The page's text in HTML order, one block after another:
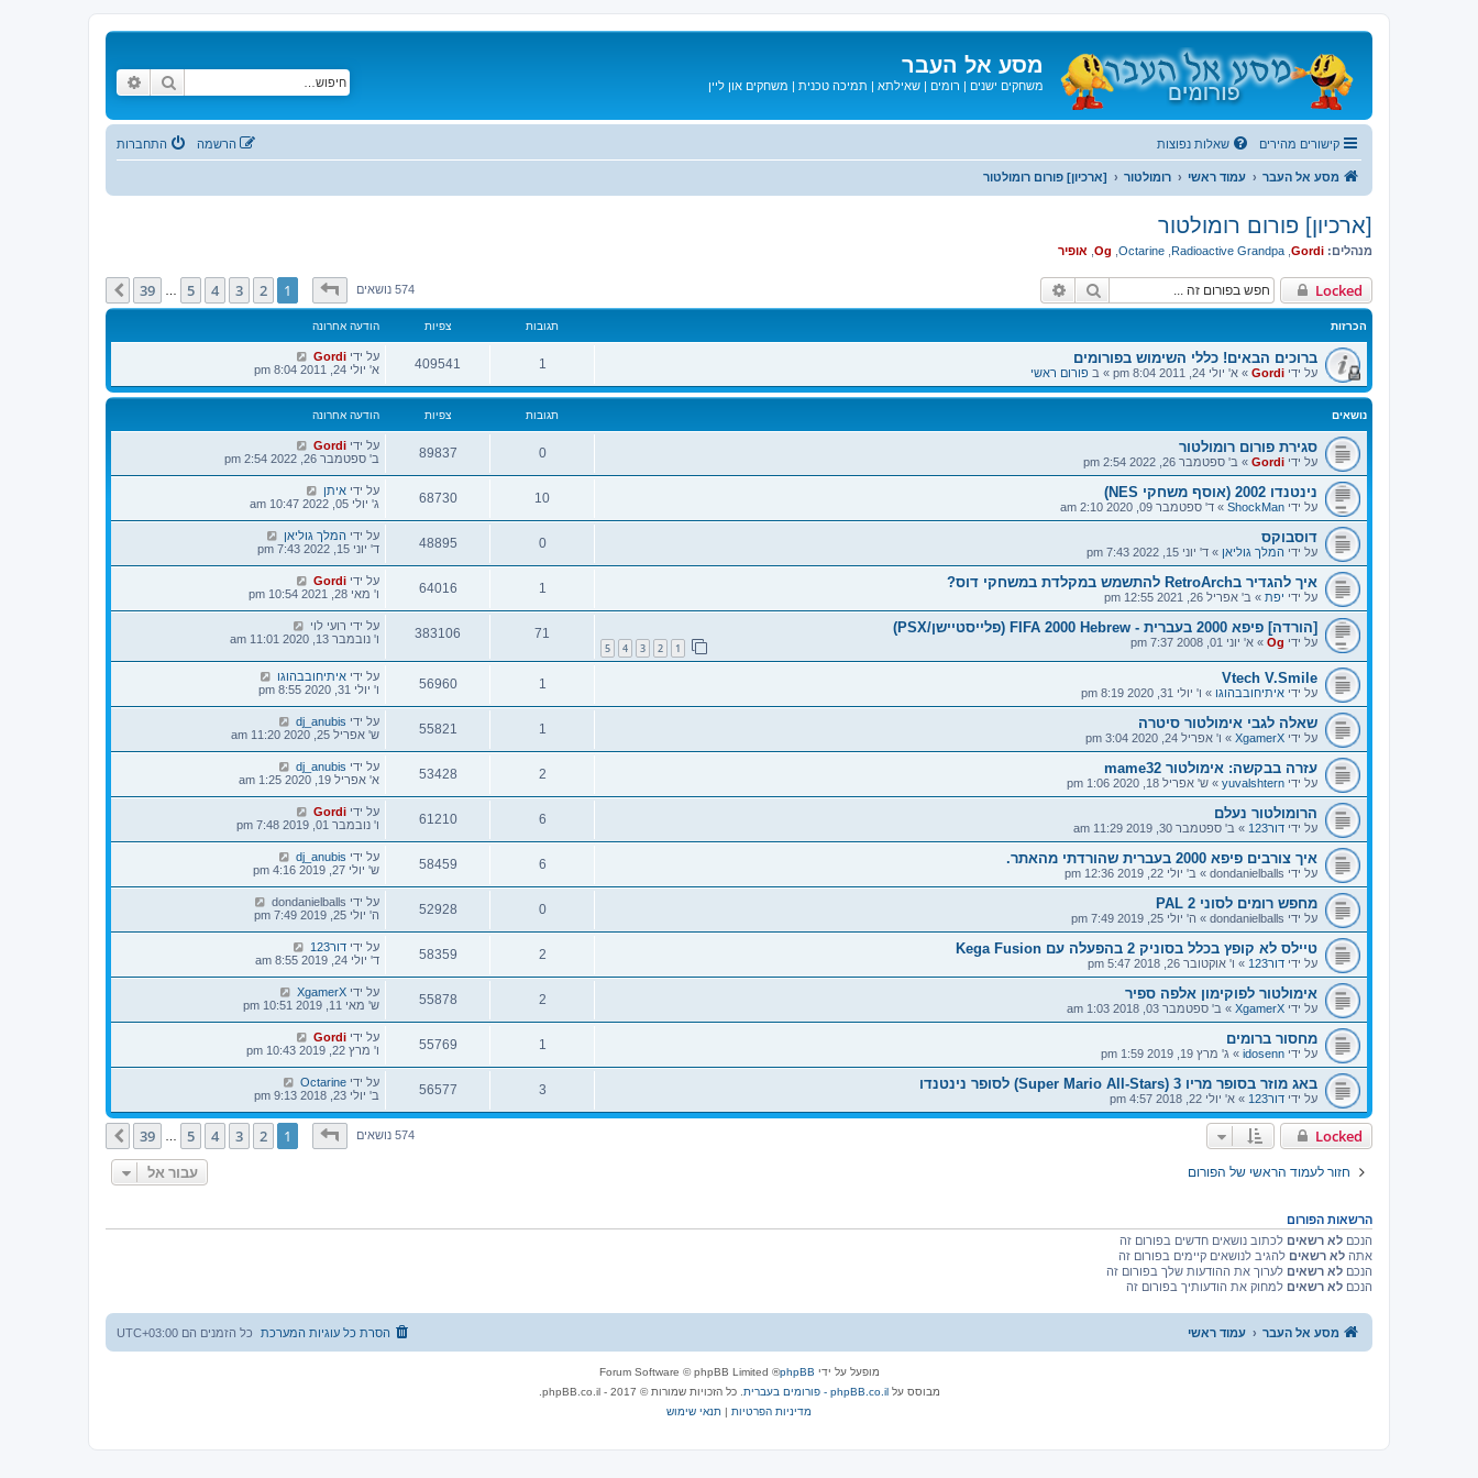
מסע אל העבר
משחקים ישנים | רומים | שאילתא | תמיכה טכנית | משחקים און ליין חיפוש
קישורים מהירים שאלות נפוצות התחברות הרשמה
מסע אל העבר עמוד ראשי רומולטור [ארכיון] פורום רומולטור
[ארכיון] פורום רומולטור
מנהלים: Gordi
Radioactive Grandpa
Octarine
Og אופיר
Locked חיפוש 574 נושאיםדף1מתוך39
1
2
3
4
5
39 הבא
הכרזות תגובות צפיות הודעה אחרונה
ברוכים הבאים! כללי השימוש בפורומים
על ידי Gordi
» א' יולי 24, 2011 8:04 pm » ב פורום ראשי
1
409541 על ידי Gordi
א' יולי 24, 2011 8:04 pm
נושאים תגובות צפיות הודעה אחרונה
סגירת פורום רומולטור
על ידי Gordi
» ב' ספטמבר 26, 2022 2:54 pm
0
89837 על ידי Gordi
ב' ספטמבר 26, 2022 2:54 pm
נינטנדו 2002 (אוסף משחקי NES)
על ידי ShockMan
» ד' ספטמבר 09, 2020 2:10 am
10
68730 על ידי איתן
ג' יולי 05, 2022 10:47 am
דוסבוקס
על ידי המלך גוליאן » ד' יוני 15, 2022 7:43 pm
0
48895 על ידי המלך גוליאן
ד' יוני 15, 2022 7:43 pm
איך להגדיר בRetroArch להתשמש במקלדת במשחקי דוס?
על ידי יפת » ב' אפריל 26, 2021 12:55 pm
1
64016 על ידי Gordi
ו' מאי 28, 2021 10:54 pm
[הורדה] פיפא 2000 בעברית - FIFA 2000 Hebrew (פלייסטיישן/PSX)
על ידי Og
» א' יוני 01, 2008 7:37 pm 1
2
3
4
5
71
383106 על ידי רועי לוי
ו' נובמבר 13, 2020 11:01 am
Vtech V.Smile
על ידי איתיחובבהוגו » ו' יולי 31, 2020 8:19 pm
1
56960 על ידי איתיחובבהוגו
ו' יולי 31, 2020 8:55 pm
שאלה לגבי אימולטור סיטרה
על ידי XgamerX
» ו' אפריל 24, 2020 3:04 pm
1
55821 על ידי dj_anubis
ש' אפריל 25, 2020 11:20 am
עזרה בבקשה: אימולטור mame32
על ידי yuvalshtern
» ש' אפריל 18, 2020 1:06 pm
2
53428 על ידי dj_anubis
א' אפריל 19, 2020 1:25 am
הרומולטור נעלם
על ידי דור123 » ב' ספטמבר 30, 2019 11:29 am
6
61210 על ידי Gordi
ו' נובמבר 01, 2019 7:48 pm
איך צורבים פיפא 2000 בעברית שהורדתי מהאתר.
על ידי dondanielballs
» ב' יולי 22, 2019 12:36 pm
6
58459 על ידי dj_anubis
ש' יולי 27, 2019 4:16 pm
מחפש רומים לסוני 2 PAL
על ידי dondanielballs
» ה' יולי 25, 2019 7:49 pm
0
52928 על ידי dondanielballs
ה' יולי 25, 2019 7:49 pm
טיילס לא קופץ בכלל בסוניק 2 בהפעלה עם Kega Fusion
על ידי דור123 » ו' אוקטובר 26, 2018 5:47 pm
2
58359 על ידי דור123
ד' יולי 24, 2019 8:55 am
אימולטור לפוקימון אלפה ספיר
על ידי XgamerX
» ב' ספטמבר 03, 2018 1:03 am
2
55878 על ידי XgamerX
ש' מאי 11, 2019 10:51 pm
מחסור ברומים
על ידי idosenn
» ג' מרץ 19, 2019 1:59 pm
1
55769 על ידי Gordi
ו' מרץ 22, 2019 10:43 pm
באג מוזר בסופר מריו 3 (Super Mario All-Stars) לסופר נינטנדו
על ידי דור123 » א' יולי 22, 2018 4:57 pm
3
56577 על ידי Octarine
ב' יולי 23, 2018 9:13 pm
Locked 574 נושאיםדף1מתוך39
1
2
3
4
5
39 הבא
חזור לעמוד הראשי של הפורום עבור אל
הרשאות הפורום
הנכם לא רשאים לכתוב נושאים חדשים בפורום זה
אתה לא רשאים להגיב לנושאים קיימים בפורום זה
הנכם לא רשאים לערוך את ההודעות שלך בפורום זה
הנכם לא רשאים למחוק את הודעותיך בפורום זה
מסע אל העבר עמוד ראשי כל הזמנים הם UTC+03:00 הסרת כל עוגיות המערכת
מופעל על ידי phpBB
® Forum Software © phpBB Limited
מבוסס עלphpBB.co.il - פורומים בעברית
. כל הזכויות שמורות © 2017 - phpBB.co.il.
מדיניות הפרטיות | תנאי שימוש